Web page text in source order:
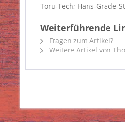
Toru-Tech; Hans-Grade-
Weiterführende
Fragen zum Artikel?
Weitere Artikel von